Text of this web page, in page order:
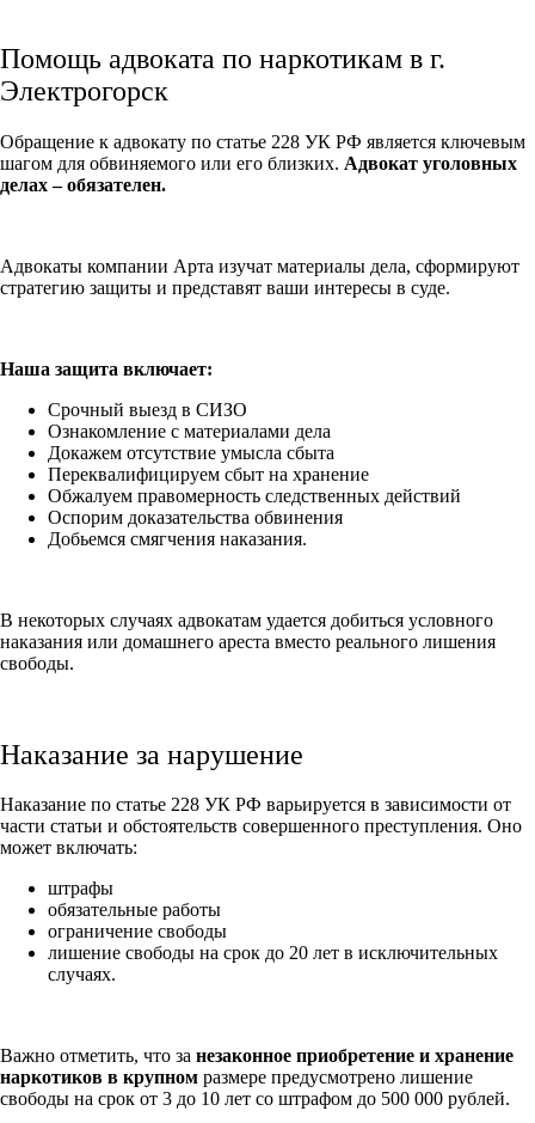
Помощь адвоката по наркотикам в г.
Электрогорск
Обращение к адвокату по статье 228 УК РФ является ключевым
шагом для обвиняемого или его близких. Адвокат уголовных
делах – обязателен.
Адвокаты компании Арта изучат материалы дела, сформируют
стратегию защиты и представят ваши интересы в суде.
Наша защита включает:
Срочный выезд в СИЗО
Ознакомление с материалами дела
Докажем отсутствие умысла сбыта
Переквалифицируем сбыт на хранение
Обжалуем правомерность следственных действий
Оспорим доказательства обвинения
Добьемся смягчения наказания.
В некоторых случаях адвокатам удается добиться условного
наказания или домашнего ареста вместо реального лишения
свободы.
Наказание за нарушение
Наказание по статье 228 УК РФ варьируется в зависимости от
части статьи и обстоятельств совершенного преступления. Оно
может включать:
штрафы
обязательные работы
ограничение свободы
лишение свободы на срок до 20 лет в исключительных
случаях.
Важно отметить, что за незаконное приобретение и хранение
наркотиков в крупном размере предусмотрено лишение
свободы на срок от 3 до 10 лет со штрафом до 500 000 рублей.